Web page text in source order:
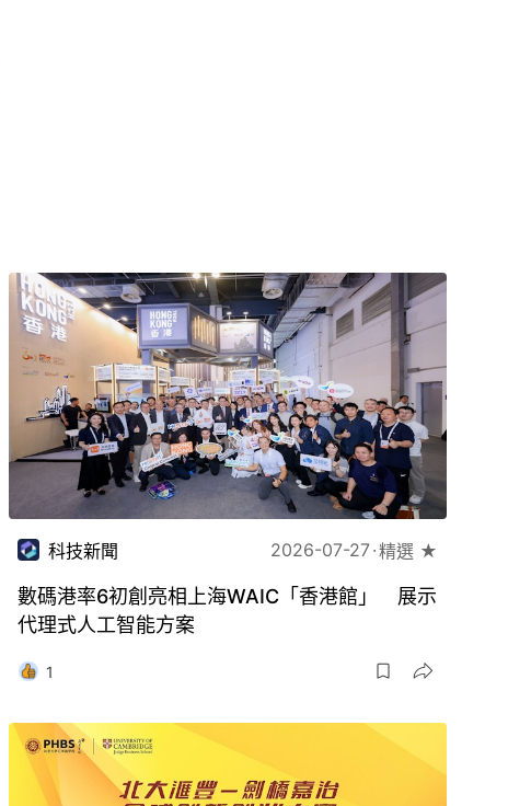
科技新聞 2026-07-27 精選 ★
數碼港率6初創亮相上海WAIC「香港館」 展示
代理式人工智能方案
1